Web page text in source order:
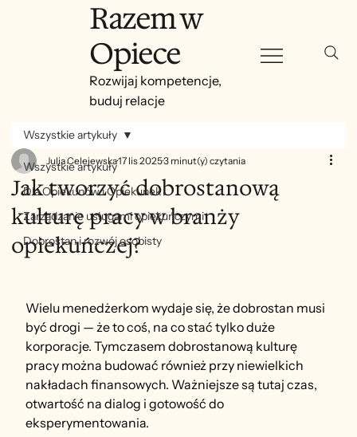
Razem w
Opiece
Rozwijaj kompetencje,
buduj relacje
Wszystkie artykuły
Dla Opiekunów i Opiekunek
Zarządzanie usługami opiekuńczymi
Dobrostan i rozwój osobisty
Wszystkie artykuły
Jak tworzyć dobrostanową
kulturę pracy w branży
opiekuńczej?
Julia Celejewska17 lis 20253 minut(y) czytania
Wielu menedżerkom wydaje się, że dobrostan musi
być drogi — że to coś, na co stać tylko duże
korporacje. Tymczasem dobrostanową kulturę
pracy można budować również przy niewielkich
nakładach finansowych. Ważniejsze są tutaj czas,
otwartość na dialog i gotowość do
eksperymentowania.